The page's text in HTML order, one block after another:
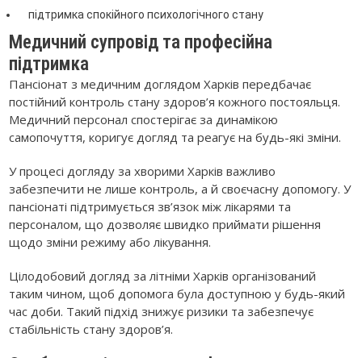
підтримка спокійного психологічного стану
Медичний супровід та професійна
підтримка
Пансіонат з медичним доглядом Харків передбачає
постійний контроль стану здоров’я кожного постояльця.
Медичний персонал спостерігає за динамікою
самопочуття, коригує догляд та реагує на будь-які зміни.
У процесі догляду за хворими Харків важливо
забезпечити не лише контроль, а й своєчасну допомогу. У
пансіонаті підтримується зв’язок між лікарями та
персоналом, що дозволяє швидко приймати рішення
щодо зміни режиму або лікування.
Цілодобовий догляд за літніми Харків організований
таким чином, щоб допомога була доступною у будь-який
час доби. Такий підхід знижує ризики та забезпечує
стабільність стану здоров’я.